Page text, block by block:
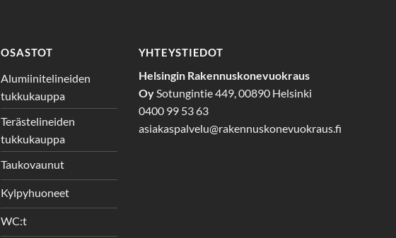
OSASTOT
Alumiinitelineiden
tukkukauppa
Terästelineiden
tukkukauppa
Taukovaunut
Kylpyhuoneet
WC:t
YHTEYSTIEDOT
Helsingin Rakennuskonevuokraus
Oy Sotungintie 449, 00890 Helsinki
0400 99 53 63
asiakaspalvelu@rakennuskonevuokraus.fi